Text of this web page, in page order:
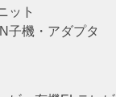
ット
子機・アダプタ